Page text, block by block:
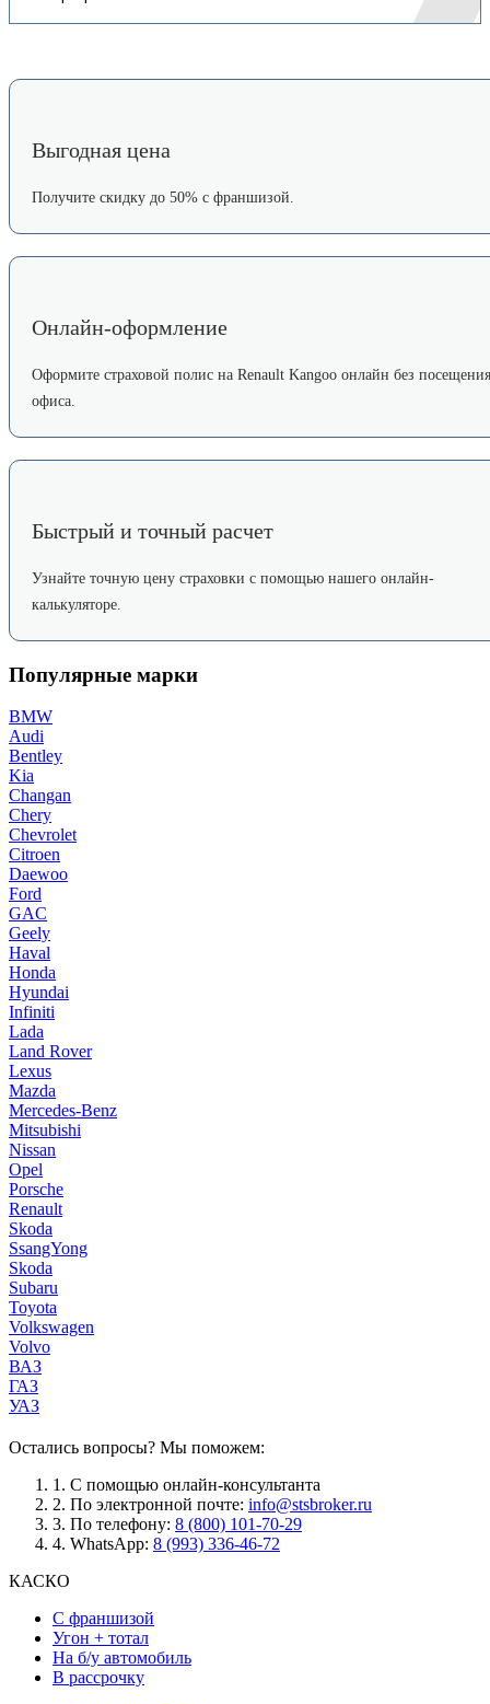
Выгодная цена
Получите скидку до 50% с франшизой.
Онлайн-оформление
Оформите страховой полис на Renault Kangoo онлайн без посещения
офиса.
Быстрый и точный расчет
Узнайте точную цену страховки с помощью нашего онлайн-
калькуляторе.
Популярные марки
BMW
Audi
Bentley
Kia
Changan
Chery
Chevrolet
Citroen
Daewoo
Ford
GAC
Geely
Haval
Honda
Hyundai
Infiniti
Lada
Land Rover
Lexus
Mazda
Mercedes-Benz
Mitsubishi
Nissan
Opel
Porsche
Renault
Skoda
SsangYong
Skoda
Subaru
Toyota
Volkswagen
Volvo
ВАЗ
ГАЗ
УАЗ
Остались вопросы? Мы поможем:
1. С помощью онлайн-консультанта
2. По электронной почте: info@stsbroker.ru
3. По телефону: 8 (800) 101-70-29
4. WhatsApp: 8 (993) 336-46-72
КАСКО
С франшизой
Угон + тотал
На б/у автомобиль
В рассрочку